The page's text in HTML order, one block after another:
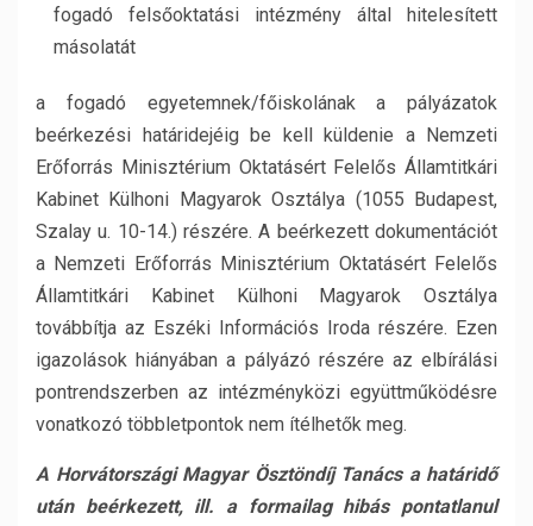
fogadó felsőoktatási intézmény által hitelesített
másolatát
a fogadó egyetemnek/főiskolának a pályázatok
beérkezési határidejéig be kell küldenie a Nemzeti
Erőforrás Minisztérium Oktatásért Felelős Államtitkári
Kabinet Külhoni Magyarok Osztálya (1055 Budapest,
Szalay u. 10-14.) részére. A beérkezett dokumentációt
a Nemzeti Erőforrás Minisztérium Oktatásért Felelős
Államtitkári Kabinet Külhoni Magyarok Osztálya
továbbítja az Eszéki Információs Iroda részére. Ezen
igazolások hiányában a pályázó részére az elbírálási
pontrendszerben az intézményközi együttműködésre
vonatkozó többletpontok nem ítélhetők meg.
A Horvátországi Magyar Ösztöndíj Tanács a határidő
után beérkezett, ill. a formailag hibás pontatlanul